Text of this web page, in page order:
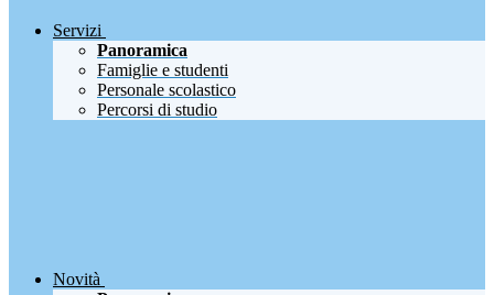
Servizi
Panoramica
Famiglie e studenti
Personale scolastico
Percorsi di studio
Novità